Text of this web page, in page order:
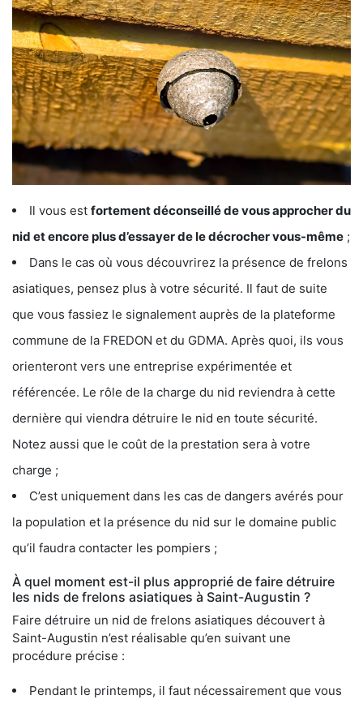
Il vous est fortement déconseillé de vous approcher du
nid et encore plus d’essayer de le décrocher vous-même ;
Dans le cas où vous découvrirez la présence de frelons
asiatiques, pensez plus à votre sécurité. Il faut de suite
que vous fassiez le signalement auprès de la plateforme
commune de la FREDON et du GDMA. Après quoi, ils vous
orienteront vers une entreprise expérimentée et
référencée. Le rôle de la charge du nid reviendra à cette
dernière qui viendra détruire le nid en toute sécurité.
Notez aussi que le coût de la prestation sera à votre
charge ;
C’est uniquement dans les cas de dangers avérés pour
la population et la présence du nid sur le domaine public
qu’il faudra contacter les pompiers ;
À quel moment est-il plus approprié de faire détruire
les nids de frelons asiatiques à Saint-Augustin ?
Faire détruire un nid de frelons asiatiques découvert à
Saint-Augustin n’est réalisable qu’en suivant une
procédure précise :
Pendant le printemps, il faut nécessairement que vous